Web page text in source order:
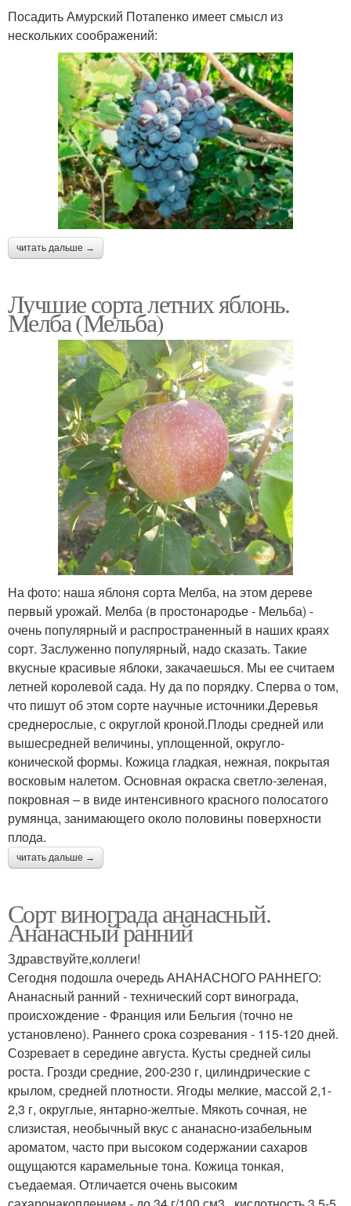
Посадить Амурский Потапенко имеет смысл из
нескольких соображений:
читать дальше →
Лучшие сорта летних яблонь.
Мелба (Мельба)
На фото: наша яблоня сорта Мелба, на этом дереве
первый урожай. Мелба (в простонародье - Мельба) -
очень популярный и распространенный в наших краях
сорт. Заслуженно популярный, надо сказать. Такие
вкусные красивые яблоки, закачаешься. Мы ее считаем
летней королевой сада. Ну да по порядку. Сперва о том,
что пишут об этом сорте научные источники.Деревья
среднерослые, с округлой кроной.Плоды средней или
вышесредней величины, уплощенной, округло-
конической формы. Кожица гладкая, нежная, покрытая
восковым налетом. Основная окраска светло-зеленая,
покровная – в виде интенсивного красного полосатого
румянца, занимающего около половины поверхности
плода.
читать дальше →
Сорт винограда ананасный.
Ананасный ранний
Здравствуйте,коллеги!
Сегодня подошла очередь АНАНАСНОГО РАННЕГО:
Ананасный ранний - технический сорт винограда,
происхождение - Франция или Бельгия (точно не
установлено). Раннего срока созревания - 115-120 дней.
Созревает в середине августа. Кусты средней силы
роста. Грозди средние, 200-230 г, цилиндрические с
крылом, средней плотности. Ягоды мелкие, массой 2,1-
2,3 г, округлые, янтарно-желтые. Мякоть сочная, не
слизистая, необычный вкус с ананасно-изабельным
ароматом, часто при высоком содержании сахаров
ощущаются карамельные тона. Кожица тонкая,
съедаемая. Отличается очень высоким